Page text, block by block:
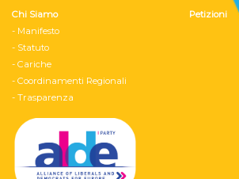
Chi Siamo
- Manifesto
- Statuto
- Cariche
- Coordinamenti Regionali
- Trasparenza
Petizioni